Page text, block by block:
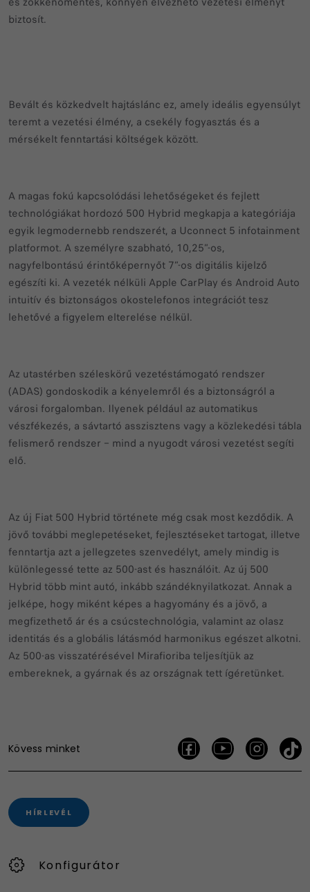
biztosít.
Bevált és közkedvelt hajtáslánc ez, amely ideális egyensúlyt
teremt a vezetési élmény, a csekély fogyasztás és a
mérsékelt fenntartási költségek között.
A magas fokú kapcsolódási lehetőségeket és fejlett
technológiákat hordozó 500 Hybrid megkapja a kategóriája
egyik legmodernebb rendszerét, a Uconnect 5 infotainment
platformot. A személyre szabható, 10,25”-os,
nagyfelbontású érintőképernyőt 7”-os digitális kijelző
egészíti ki. A vezeték nélküli Apple CarPlay és Android Auto
intuitív és biztonságos okostelefonos integrációt tesz
lehetővé a figyelem elterelése nélkül.
Az utastérben széleskörű vezetéstámogató rendszer
(ADAS) gondoskodik a kényelemről és a biztonságról a
városi forgalomban. Ilyenek például az automatikus
vészfékezés, a sávtartó asszisztens vagy a közlekedési tábla
felismerő rendszer – mind a nyugodt városi vezetést segíti
elő.
Az új Fiat 500 Hybrid története még csak most kezdődik. A
jövő további meglepetéseket, fejlesztéseket tartogat, illetve
fenntartja azt a jellegzetes szenvedélyt, amely mindig is
különlegessé tette az 500-ast és használóit. Az új 500
Hybrid több mint autó, inkább szándéknyilatkozat. Annak a
jelképe, hogy miként képes a hagyomány és a jövő, a
megfizethető ár és a csúcstechnológia, valamint az olasz
identitás és a globális látásmód harmonikus egészet alkotni.
Az 500-as visszatérésével Mirafioriba teljesítjük az
embereknek, a gyárnak és az országnak tett ígéretünket.
Kövess minket
HÍRLEVÉL
Konfigurátor